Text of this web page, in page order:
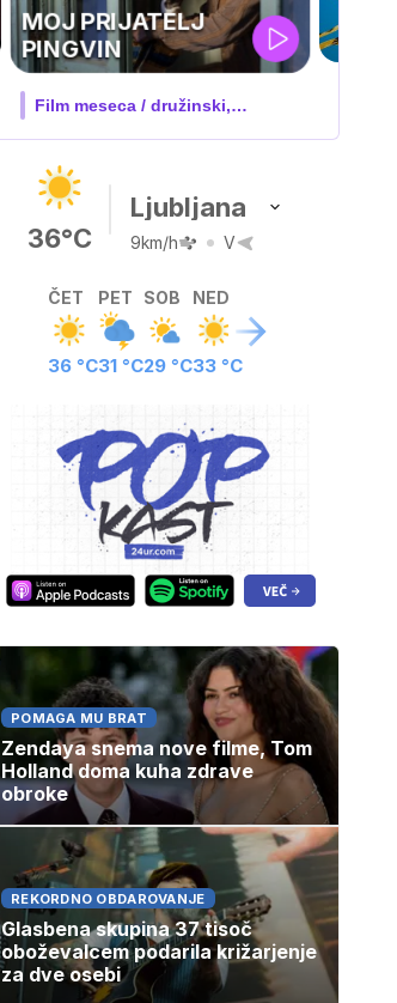
IQ 160
Nova hrvaška serija
36°C
Ljubljana
9km/h V
ČET
36 °C
PET
31 °C
SOB
29 °C
NED
33 °C
POMAGA MU BRAT
Zendaya snema nove filme, Tom
Holland doma kuha zdrave
obroke
REKORDNO OBDAROVANJE
Glasbena skupina 37 tisoč
oboževalcem podarila križarjenje
za dve osebi